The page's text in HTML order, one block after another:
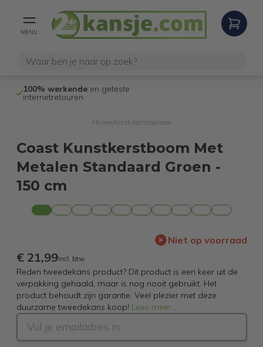
MENU
100% werkende en geteste
internetretouren
Home/ Kerst Kerstbomen
Coast Kunstkerstboom Met
Metalen Standaard Groen -
150 cm
Niet op voorraad
€ 21,99Incl. btw
Reden tweedekans product? Dit product is een keer uit de
verpakking gehaald, maar is nog nooit gebruikt. Het
product behoudt zijn garantie. Veel plezier met deze
duurzame tweedekans koop! Lees meer...